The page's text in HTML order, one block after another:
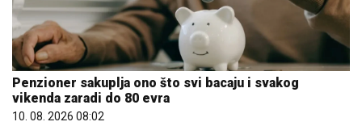
Penzioner sakuplja ono što svi bacaju i svakog
vikenda zaradi do 80 evra
10. 08. 2026 08:02